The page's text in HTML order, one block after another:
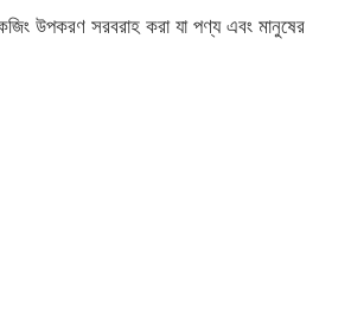
উপকরণ সরবরাহ করা যা পণ্য এবং মানুষের